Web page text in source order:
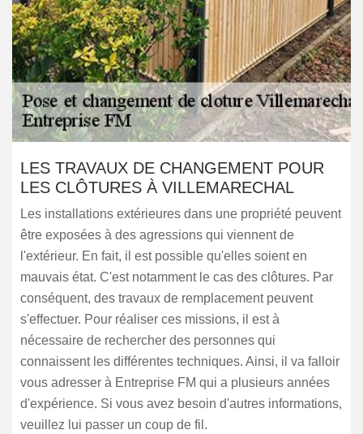
LES TRAVAUX DE CHANGEMENT POUR
LES CLÔTURES À VILLEMARECHAL
Les installations extérieures dans une propriété peuvent
être exposées à des agressions qui viennent de
l'extérieur. En fait, il est possible qu'elles soient en
mauvais état. C'est notamment le cas des clôtures. Par
conséquent, des travaux de remplacement peuvent
s'effectuer. Pour réaliser ces missions, il est à
nécessaire de rechercher des personnes qui
connaissent les différentes techniques. Ainsi, il va falloir
vous adresser à Entreprise FM qui a plusieurs années
d'expérience. Si vous avez besoin d'autres informations,
veuillez lui passer un coup de fil.